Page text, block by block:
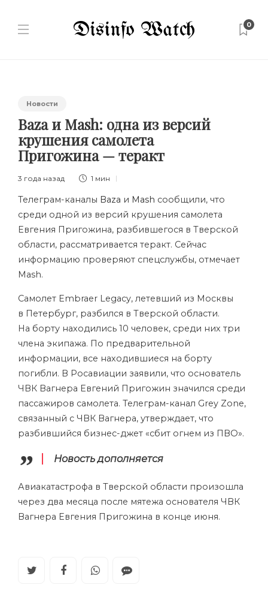
0
Новости
Baza и Mash: одна из версий
крушения самолета
Пригожина — теракт
3 года назад 1 мин
Телеграм-каналы Baza и Mash сообщили, что
среди одной из версий крушения самолета
Евгения Пригожина, разбившегося в Тверской
области, рассматривается теракт. Сейчас
информацию проверяют спецслужбы, отмечает
Mash.
Самолет Embraer Legacy, летевший из Москвы
в Петербург, разбился в Тверской области.
На борту находились 10 человек, среди них три
члена экипажа. По предварительной
информации, все находившиеся на борту
погибли. В Росавиации заявили, что основатель
ЧВК Вагнера Евгений Пригожин значился среди
пассажиров самолета. Телеграм-канал Grey Zone,
связанный с ЧВК Вагнера, утверждает, что
разбившийся бизнес-джет «сбит огнем из ПВО».
Новость дополняется
Авиакатастрофа в Тверской области произошла
через два месяца после мятежа основателя ЧВК
Вагнера Евгения Пригожина в конце июня.